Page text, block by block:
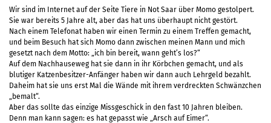
Wir sind im Internet auf der Seite Tiere in Not Saar über Momo gestolpert.
Sie war bereits 5 Jahre alt, aber das hat uns überhaupt nicht gestört.
Nach einem Telefonat haben wir einen Termin zu einem Treffen gemacht,
und beim Besuch hat sich Momo dann zwischen meinen Mann und mich
gesetzt nach dem Motto: „ich bin bereit, wann geht’s los?“
Auf dem Nachhauseweg hat sie dann in ihr Körbchen gemacht, und als
blutiger Katzenbesitzer-Anfänger haben wir dann auch Lehrgeld bezahlt.
Daheim hat sie uns erst Mal die Wände mit ihrem verdreckten Schwänzchen
„bemalt“.
Aber das sollte das einzige Missgeschick in den fast 10 Jahren bleiben.
Denn man kann sagen: es hat gepasst wie „Arsch auf Eimer“.